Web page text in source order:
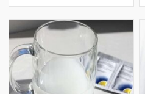
edilən və müxtəlif sağlamlıq
faydaları il